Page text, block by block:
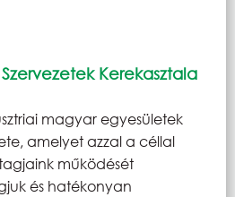
Kerekasztala
magyar egyesületek
amelyet azzal a céllal
működését
és hatékonyan